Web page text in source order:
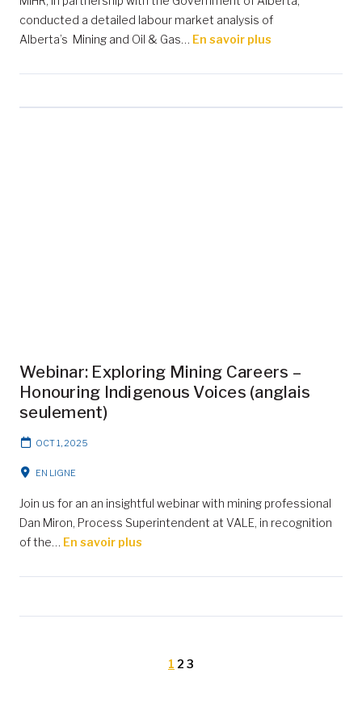
conducted a detailed labour market analysis of
Alberta’s Mining and Oil & Gas… En savoir plus
Webinar: Exploring Mining Careers –
Honouring Indigenous Voices (anglais
seulement)
OCT 1, 2025
EN LIGNE
Join us for an an insightful webinar with mining professional
Dan Miron, Process Superintendent at VALE, in recognition
of the… En savoir plus
1 2 3